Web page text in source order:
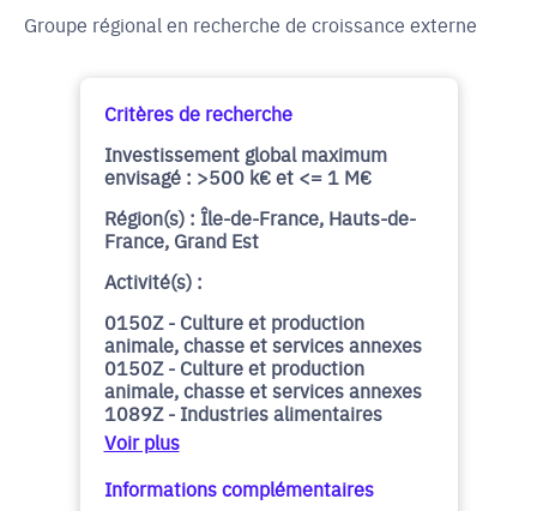
Groupe régional en recherche de croissance externe
Critères de recherche
Investissement global maximum
envisagé : >500 k€ et <= 1 M€
Région(s) : Île-de-France, Hauts-de-
France, Grand Est
Activité(s) :
0150Z - Culture et production
animale, chasse et services annexes
0150Z - Culture et production
animale, chasse et services annexes
1089Z - Industries alimentaires
Voir plus
Informations complémentaires